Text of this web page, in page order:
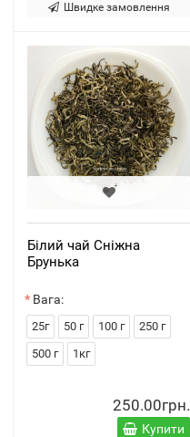
Швидке замовлення
Білий чай Сніжна
Брунька
Вага:
25г 50 г 100 г
250 г
500 г
1кг
250.00грн.
Купити